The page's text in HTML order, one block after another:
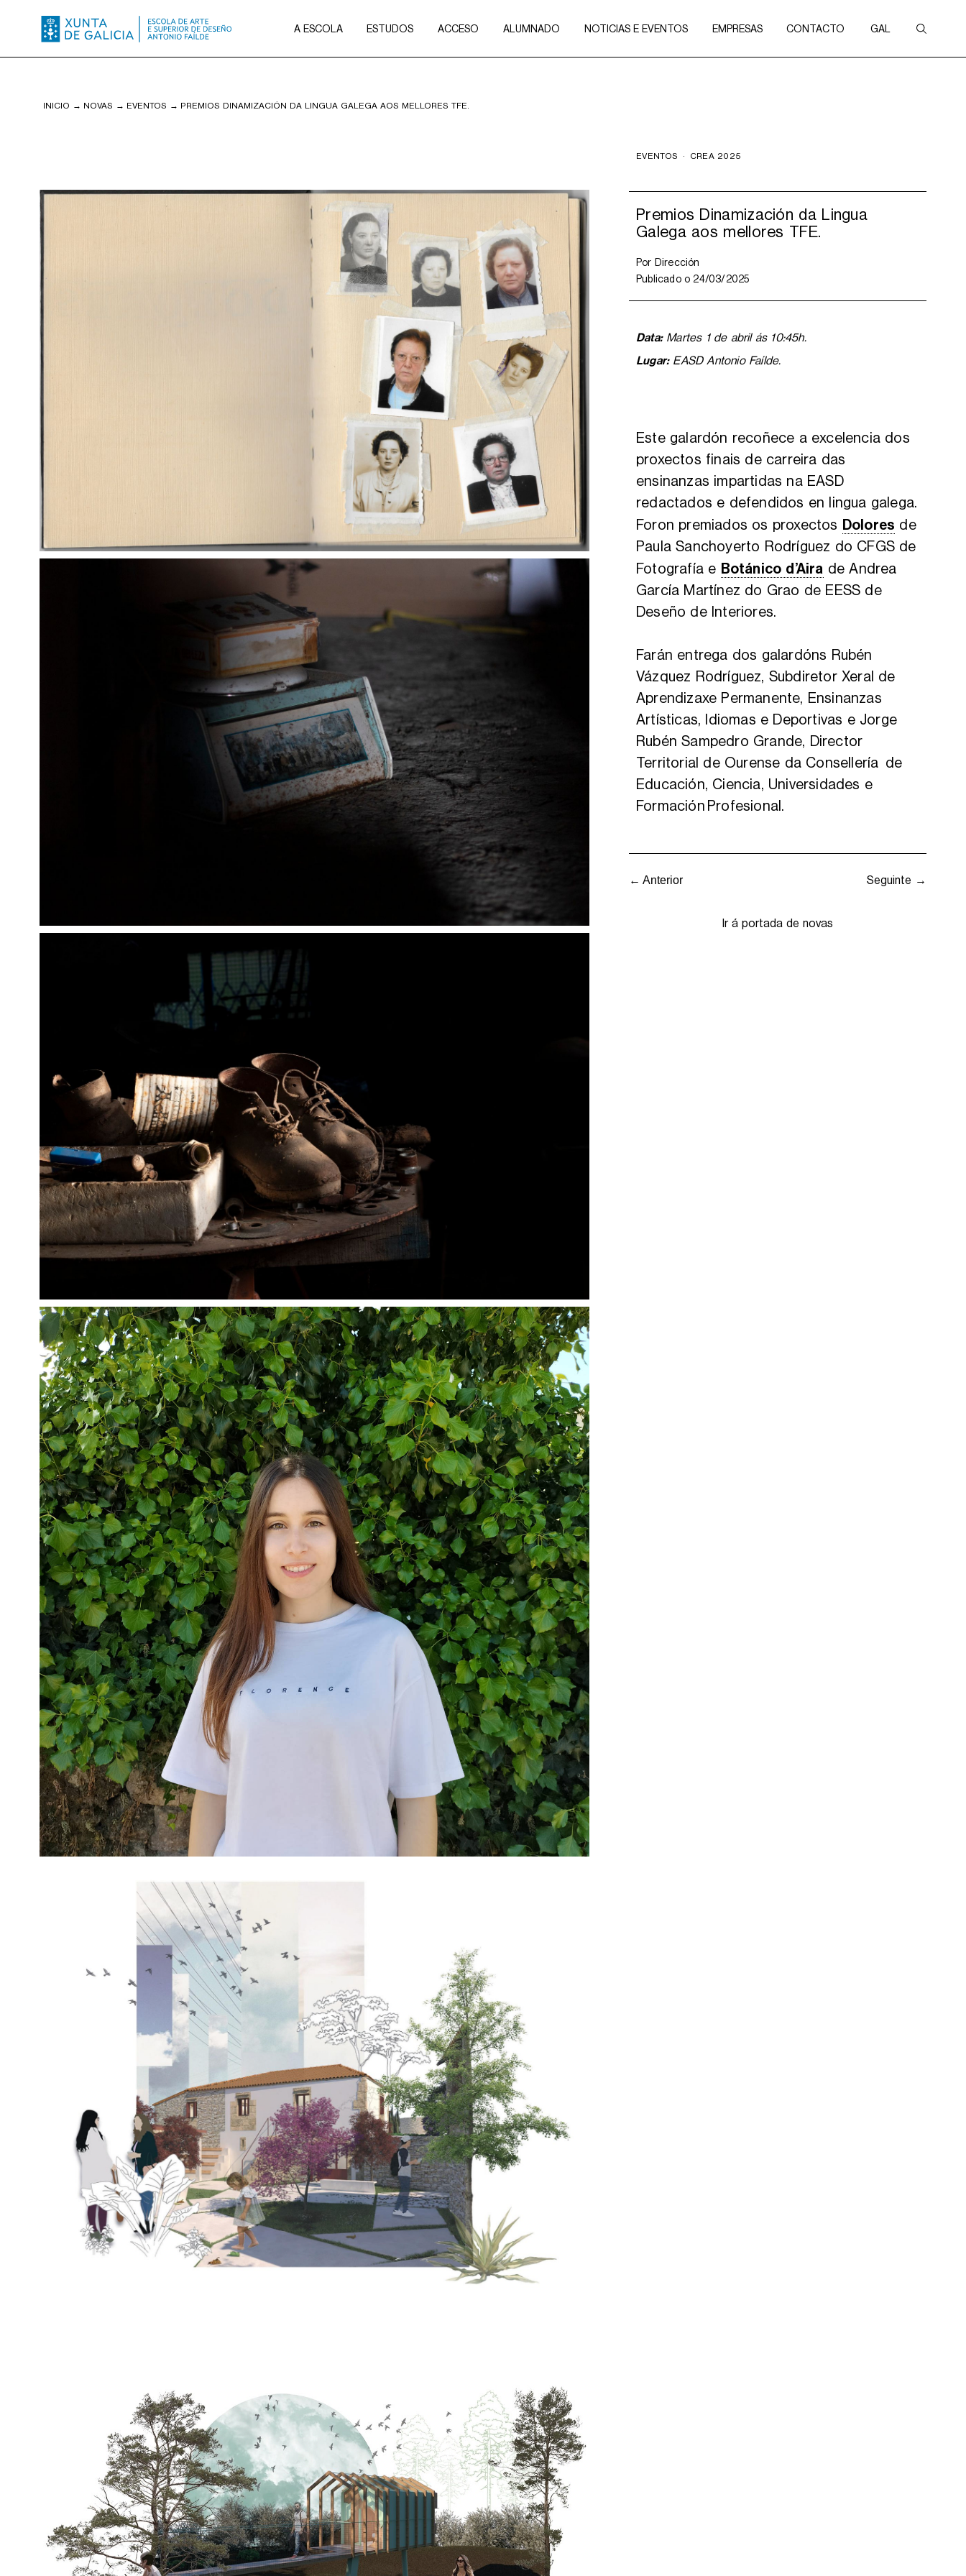
A ESCOLA ESTUDOS ACCESO ALUMNADO NOTICIAS E EVENTOS EMPRESAS CONTACTO GAL
INICIO → NOVAS → EVENTOS → PREMIOS DINAMIZACIÓN DA LINGUA GALEGA AOS MELLORES TFE.
EVENTOS · CREA 2025
Premios Dinamización da Lingua
Galega aos mellores TFE.
Por Dirección
Publicado o 24/03/2025
Data:Martes 1 de abril ás 10:45h.
Lugar:EASD Antonio Faílde.
Este galardón recoñece a excelencia dos
proxectos finais de carreira das
ensinanzas impartidas na EASD
redactados e defendidos en lingua galega.
Foron premiados os proxectos Dolores de
Paula Sanchoyerto Rodríguez do CFGS de
Fotografía e Botánico d’Aira de Andrea
García Martínez do Grao de EESS de
Deseño de Interiores.
Farán entrega dos galardóns Rubén
Vázquez Rodríguez, Subdiretor Xeral de
Aprendizaxe Permanente, Ensinanzas
Artísticas, Idiomas e Deportivas e Jorge
Rubén Sampedro Grande, Director
Territorial de Ourense da Consellería de
Educación, Ciencia, Universidades e
Formación Profesional.
← Anterior Seguinte →
Ir á portada de novas